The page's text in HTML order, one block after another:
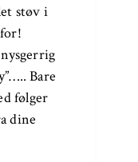
støv i
Bare
følger
dine